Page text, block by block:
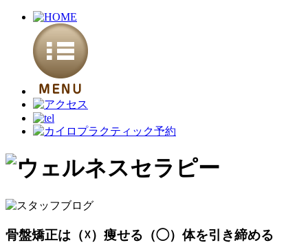
骨盤矯正は（☓）痩せる（◯）体を引き締める